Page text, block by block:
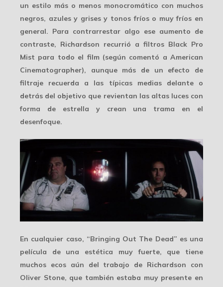
un estilo más o menos monocromático con muchos
negros, azules y grises y tonos fríos o muy fríos en
general. Para contrarrestar algo ese aumento de
contraste, Richardson recurrió a filtros Black Pro
Mist para todo el film (según comentó a American
Cinematographer), aunque más de un efecto de
filtraje recuerda a las típicas medias delante o
detrás del objetivo que revientan las altas luces con
forma de estrella y crean una trama en el
desenfoque.
En cualquier caso, “Bringing Out The Dead” es una
película de una estética muy fuerte, que tiene
muchos ecos aún del trabajo de Richardson con
Oliver Stone, que también estaba muy presente en